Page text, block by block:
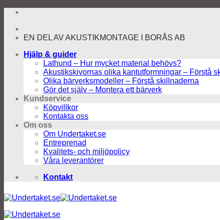
Skip
content
EN DEL AV AKUSTIKMONTAGE I BORÅS AB
Hjälp & guider
Lathund – Hur mycket material behövs?
Akustikskivornas olika kantutformningar – Förstå
Olika bärverksmodeller – Förstå skillnaderna
Gör det själv – Montera ett bärverk
Kundservice
Köpvillkor
Kontakta oss
Om oss
Om Undertaket.se
Entreprenad
Kvalitets- och miljöpolicy
Våra leverantörer
Kontakt